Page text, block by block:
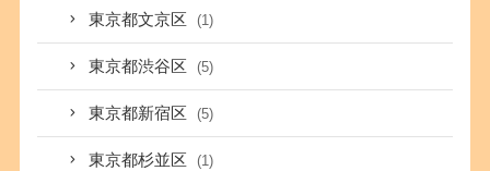
東京都文京区 (1)
東京都渋谷区 (5)
東京都新宿区 (5)
東京都杉並区 (1)